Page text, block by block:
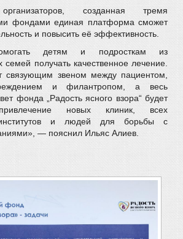
созданная тремя
фондами единая платформа сможет
и повысить её эффективность.
детям и подросткам из
получать качественное лечение.
связующим звеном между пациентом,
и филантропом, а весь
фонда „Радость ясного взора“ будет
новых клиник, всех
и людей для борьбы с
— пояснил Ильяс Алиев.